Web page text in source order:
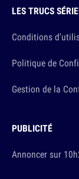
LES TRUCS
Conditions
Politique de
Gestion de la
PUBLICITÉ
Annoncer sur